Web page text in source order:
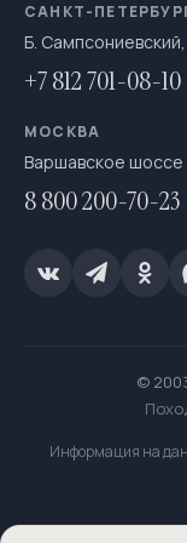
САНКТ-
Б. Сампсониевский,
+7 812 701-08-10
МОСКВА
Варшавское шоссе
8 800 200-70-23
©
Информация на